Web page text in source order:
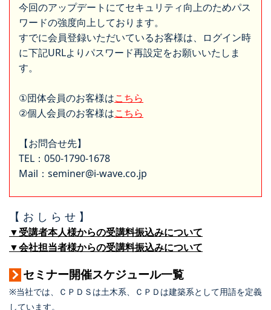
今回のアップデートにてセキュリティ向上のためパス
ワードの強度向上しております。
すでに会員登録いただいているお客様は、ログイン時
に下記URLよりパスワード再設定をお願いいたしま
す。
①団体会員のお客様はこちら
②個人会員のお客様はこちら
【お問合せ先】
TEL：050-1790-1678
Mail：seminer@i-wave.co.jp
【 お し ら せ 】
▼受講者本人様からの受講料振込みについて
▼会社担当者様からの受講料振込みについて
セミナー開催スケジュール一覧
※当社では、ＣＰＤＳは土木系、ＣＰＤは建築系として用語を定義
しています。